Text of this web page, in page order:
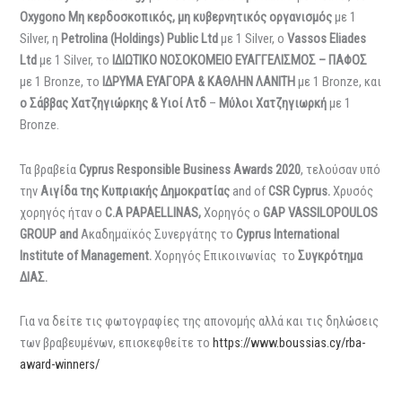
Oxygono Mη κερδοσκοπικός, μη κυβερνητικός οργανισμόςμε 1
Silver, η Petrolina(Holdings) Public Ltdμε 1 Silver, οVassos Eliades
Ltdμε 1 Silver, το ΙΔΙΩΤΙΚΟ ΝΟΣΟΚΟΜΕΙΟ ΕΥΑΓΓΕΛΙΣΜΟΣ – ΠΑΦΟΣ
με 1 Bronze, το ΙΔΡΥΜΑ ΕΥΑΓΟΡΑ & ΚΑΘΛΗΝ ΛΑΝΙΤΗμε 1 Bronze, και
ο Σάββας Χατζηγιώρκης & Υιοί Λτδ – ΜύλοιΧατζηγιωρκήμε 1
Bronze.
Τα βραβείαCyprus Responsible BusinessAwards 2020, τελούσαν υπό
τηνΑιγίδα της Κυπριακής Δημοκρατίας and ofCSRCyprus.Χρυσός
χορηγός ήταν οC.A PAPAELLINAS,Χορηγός οGAPVASSILOPOULOS
GROUP andΑκαδημαϊκός Συνεργάτης τοCyprus International
Instituteof Management.Χορηγός Επικοινωνίας το Συγκρότημα
ΔΙΑΣ.
Για να δείτε τις φωτογραφίες της απονομής αλλά και τις δηλώσεις
των βραβευμένων, επισκεφθείτε τοhttps://www.boussias.cy/rba-
award-winners/